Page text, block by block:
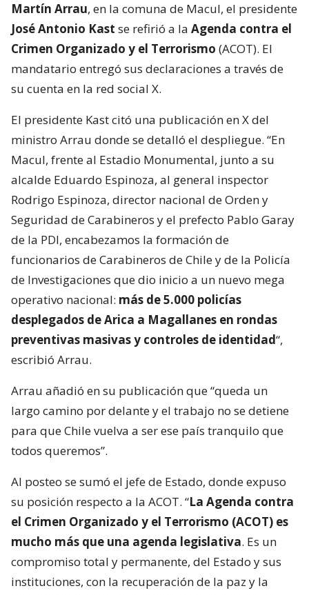
Martín Arrau, en la comuna de Macul, el presidente
José Antonio Kast se refirió a la Agenda contra el
Crimen Organizado y el Terrorismo (ACOT). El
mandatario entregó sus declaraciones a través de
su cuenta en la red social X.
El presidente Kast citó una publicación en X del
ministro Arrau donde se detalló el despliegue. “En
Macul, frente al Estadio Monumental, junto a su
alcalde Eduardo Espinoza, al general inspector
Rodrigo Espinoza, director nacional de Orden y
Seguridad de Carabineros y el prefecto Pablo Garay
de la PDI, encabezamos la formación de
funcionarios de Carabineros de Chile y de la Policía
de Investigaciones que dio inicio a un nuevo mega
operativo nacional: más de 5.000 policías
desplegados de Arica a Magallanes en rondas
preventivas masivas y controles de identidad“,
escribió Arrau.
Arrau añadió en su publicación que “queda un
largo camino por delante y el trabajo no se detiene
para que Chile vuelva a ser ese país tranquilo que
todos queremos”.
Al posteo se sumó el jefe de Estado, donde expuso
su posición respecto a la ACOT. “La Agenda contra
el Crimen Organizado y el Terrorismo (ACOT) es
mucho más que una agenda legislativa. Es un
compromiso total y permanente, del Estado y sus
instituciones, con la recuperación de la paz y la